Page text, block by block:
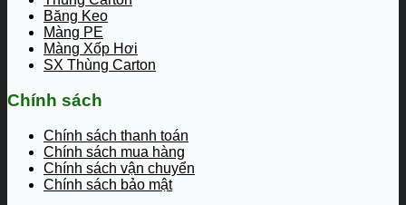
Băng Keo
Màng PE
Màng Xốp Hơi
SX Thùng Carton
Chính sách
Chính sách thanh toán
Chính sách mua hàng
Chính sách vận chuyển
Chính sách bảo mật